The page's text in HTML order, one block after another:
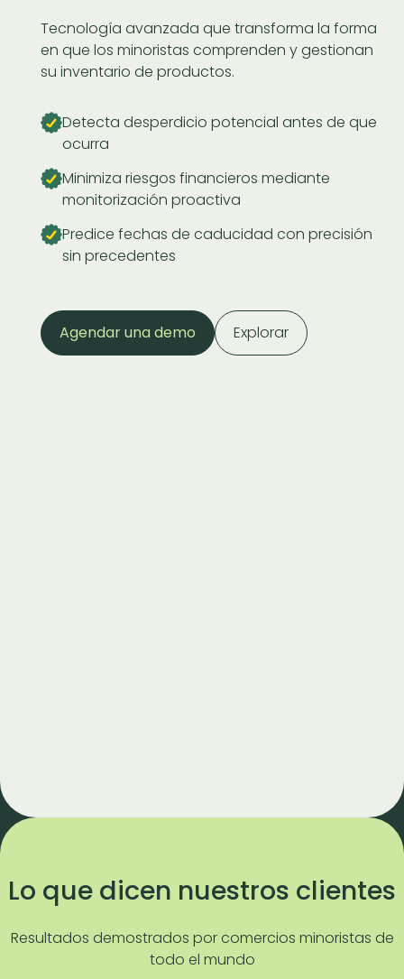
Tecnología avanzada que transforma la forma
en que los minoristas comprenden y gestionan
su inventario de productos.
Detecta desperdicio potencial antes de que
ocurra
Minimiza riesgos financieros mediante
monitorización proactiva
Predice fechas de caducidad con precisión
sin precedentes
Agendar una demo Explorar
Lo que dicen nuestros clientes
Resultados demostrados por comercios minoristas de
todo el mundo